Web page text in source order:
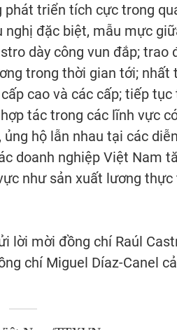
triển tích cực trong
đặc biệt, mẫu mực
dày công vun đắp; trao
trong thời gian tới; nhất
cao và các cấp; tiếp
tác trong các lĩnh vực
hộ lẫn nhau tại các
doanh nghiệp Việt Nam
như sản xuất lương
lời mời đồng chí Raúl
chí Miguel Díaz-Canel